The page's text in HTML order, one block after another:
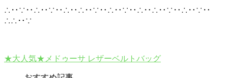
∴‥∵‥∴‥∵‥∴‥∴‥∵‥∴‥∵‥∴‥∴‥∵‥∴‥∵‥
∴∴‥∵
★大人気★メドゥーサ レザーベルトバッグ